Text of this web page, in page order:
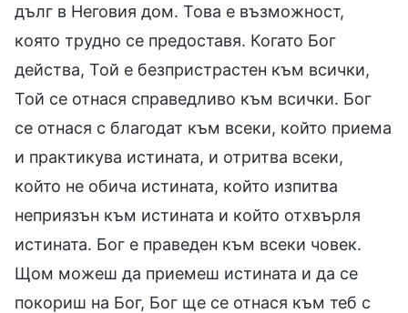
дълг в Неговия дом. Това е възможност,
която трудно се предоставя. Когато Бог
действа, Той е безпристрастен към всички,
Той се отнася справедливо към всички. Бог
се отнася с благодат към всеки, който приема
и практикува истината, и отритва всеки,
който не обича истината, който изпитва
неприязън към истината и който отхвърля
истината. Бог е праведен към всеки човек.
Щом можеш да приемеш истината и да се
покориш на Бог, Бог ще се отнася към теб с